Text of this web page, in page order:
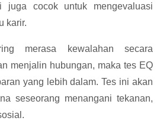
juga cocok untuk mengevaluasi
karir.
merasa kewalahan secara
menjalin hubungan, maka tes EQ
yang lebih dalam. Tes ini akan
seseorang menangani tekanan,